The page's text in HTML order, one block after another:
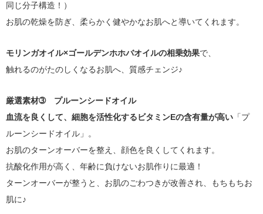
同じ分子構造！）
お肌の乾燥を防ぎ、柔らかく健やかなお肌へと導いてくれます。
モリンガオイル×ゴールデンホホバオイルの相乗効果で、
触れるのがたのしくなるお肌へ、質感チェンジ♪
厳選素材➂ プルーンシードオイル
血流を良くして、細胞を活性化するビタミンEの含有量が高い 「プ
ルーンシードオイル」。
お肌のターンオーバーを整え、顔色を良くしてくれます。
抗酸化作用が高く、年齢に負けないお肌作りに最適！
ターンオーバーが整うと、お肌のごわつきが改善され、もちもちお
肌に♪